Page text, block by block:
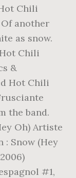
Chili
another
as snow.
Chili
&
Hot Chili
the band.
Oh) Artiste
: Snow (Hey
#1,